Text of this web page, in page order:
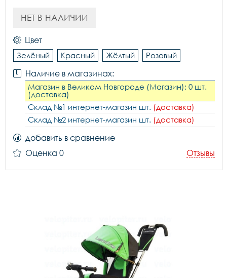
НЕТ В НАЛИЧИИ
Цвет
Зелёный Красный Жёлтый Розовый
Наличие в магазинах:
Магазин в Великом Новгороде (Магазин): 0 шт.
(доставка)
Склад №1 интернет-магазин шт. (доставка)
Склад №2 интернет-магазин шт. (доставка)
добавить в сравнение
Оценка 0
Отзывы